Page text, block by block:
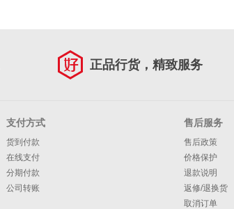
正品行货，精致服务
支付方式
货到付款
在线支付
分期付款
公司转账
售后服务
售后政策
价格保护
退款说明
返修/退换货
取消订单